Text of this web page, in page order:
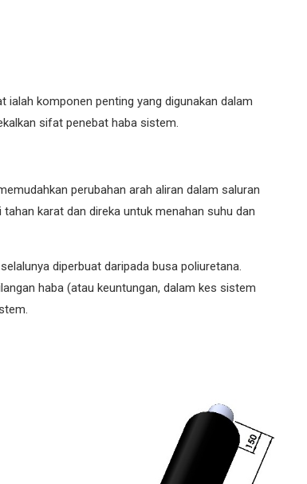
ialah komponen penting yang digunakan dalam
sifat penebat haba sistem.
perubahan arah aliran dalam saluran
karat dan direka untuk menahan suhu dan
diperbuat daripada busa poliuretana.
haba (atau keuntungan, dalam kes sistem